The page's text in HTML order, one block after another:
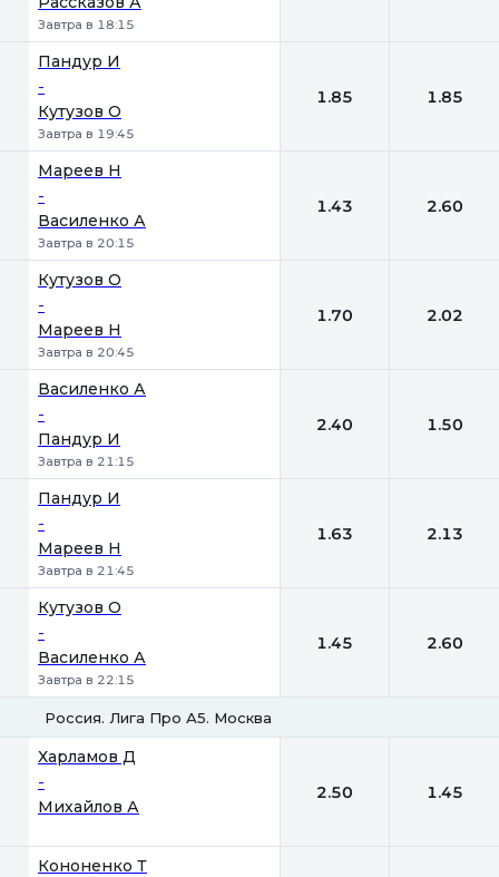
Завтра в 18:15
Пандур И
-
Кутузов О
Завтра в 19:45
1.85 1.85
Мареев Н
-
Василенко А
Завтра в 20:15
1.43 2.60
Кутузов О
-
Мареев Н
Завтра в 20:45
1.70 2.02
Василенко А
-
Пандур И
Завтра в 21:15
2.40 1.50
Пандур И
-
Мареев Н
Завтра в 21:45
1.63 2.13
Кутузов О
-
Василенко А
Завтра в 22:15
1.45 2.60
Россия. Лига Про А5. Москва
Харламов Д
-
Михайлов А
2.50 1.45
Кононенко Т